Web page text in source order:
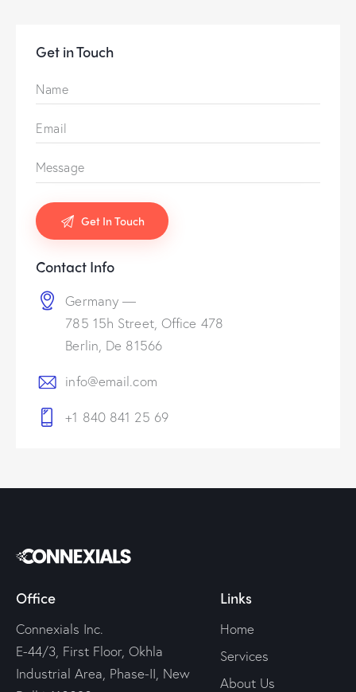
Get in Touch
Contact Info
Germany —
785 15h Street, Office 478
Berlin, De 81566
info@email.com
+1 840 841 25 69
Office
Connexials Inc.
E-44/3, First Floor, Okhla
Industrial Area, Phase-II, New
Links
Home
Services
About Us